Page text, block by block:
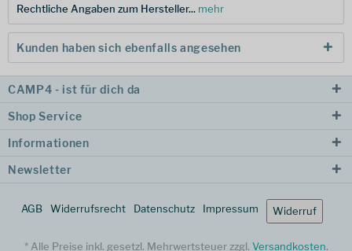
Rechtliche Angaben zum Hersteller... mehr
Kunden haben sich ebenfalls angesehen
CAMP4 - ist für dich da
Shop Service
Informationen
Newsletter
AGB Widerrufsrecht Datenschutz Impressum Widerruf
* Alle Preise inkl. gesetzl. Mehrwertsteuer zzgl. Versandkosten.